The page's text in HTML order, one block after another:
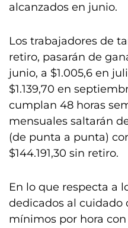
alcanzados en junio.
Los trabajadores de
retiro, pasarán de
junio, a $1.005,6 en
$1.139,70 en
cumplan 48 horas
mensuales saltarán
(de punta a punta)
$144.191,30 sin retiro.
En lo que respecta a
dedicados al cuidado
mínimos por hora